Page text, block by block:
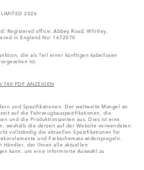
2026
Registered office: Abbey Road, Whitley,
in England No: 1672070
die als Teil einer künftigen kabellosen
ist.
740 PDF ANZEIGEN
und Spezifikationen. Der weltweite Mangel an
auf die Fahrzeugbauspezifikationen, die
und die Produktionszeiten aus. Dies ist eine
weshalb die derzeit auf der Website verwendeten
vollständig die aktuellen Spezifikationen für
und Farbschemata widerspiegeln.
Händler, der Ihnen alle aktuellen
kann, um eine informierte Auswahl zu